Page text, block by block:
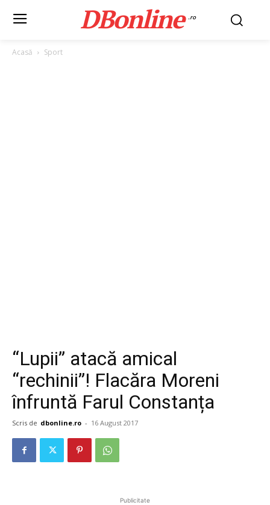
DBonline .ro
Acasă Sport
“Lupii” atacă amical
“rechinii”! Flacăra Moreni
înfruntă Farul Constanța
Scris de dbonline.ro - 16 August 2017
Publicitate